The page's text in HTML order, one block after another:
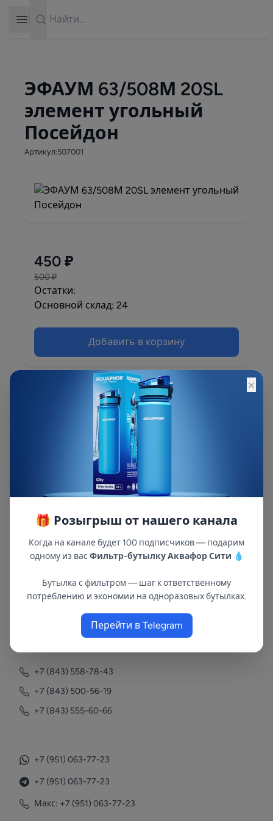
Open sidebar
ЭФАУМ 63/508М 20SL
элемент угольный
Посейдон
Артикул:507001
450 ₽
500 ₽
Остатки:
Основной склад: 24
Добавить в корзину
Описание и характеристики смотрите на
В республиках Татарстан и Марий Эл
+7 (843) 558-78-43
+7 (843) 500-56-19
+7 (843) 555-60-66
+7 (951) 063-77-23
+7 (951) 063-77-23
Макс: +7 (951) 063-77-23
×
🎁 Розыгрыш от нашего канала
Когда на канале будет 100 подписчиков — подарим
одному из вас Фильтр-бутылку Аквафор Сити 💧
Бутылка с фильтром — шаг к ответственному
потреблению и экономии на одноразовых бутылках.
Перейти в Telegram